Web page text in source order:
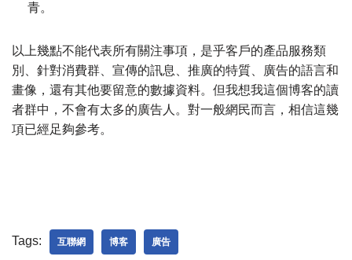
青。
以上幾點不能代表所有關注事項，是乎客戶的產品服務類
別、針對消費群、宣傳的訊息、推廣的特質、廣告的語言和
畫像，還有其他要留意的數據資料。但我想我這個博客的讀
者群中，不會有太多的廣告人。對一般網民而言，相信這幾
項已經足夠參考。
Tags: 互聯網 博客 廣告